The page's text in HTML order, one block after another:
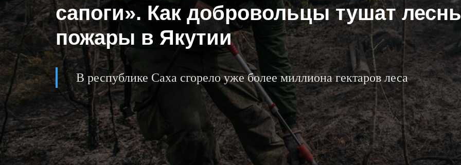
сапоги». Как добровольцы тушат
пожары в Якутии
В республике Саха сгорело уже более миллиона гектаров леса